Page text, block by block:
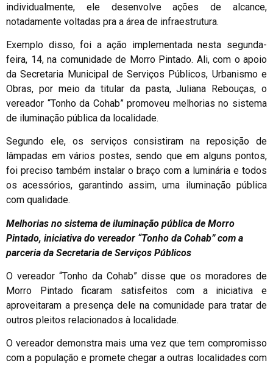
individualmente, ele desenvolve ações de alcance,
notadamente voltadas pra a área de infraestrutura.
Exemplo disso, foi a ação implementada nesta segunda-
feira, 14, na comunidade de Morro Pintado. Ali, com o apoio
da Secretaria Municipal de Serviços Públicos, Urbanismo e
Obras, por meio da titular da pasta, Juliana Rebouças, o
vereador “Tonho da Cohab” promoveu melhorias no sistema
de iluminação pública da localidade.
Segundo ele, os serviços consistiram na reposição de
lâmpadas em vários postes, sendo que em alguns pontos,
foi preciso também instalar o braço com a luminária e todos
os acessórios, garantindo assim, uma iluminação pública
com qualidade.
Melhorias no sistema de iluminação pública de Morro
Pintado, iniciativa do vereador “Tonho da Cohab” com a
parceria da Secretaria de Serviços Públicos
O vereador “Tonho da Cohab” disse que os moradores de
Morro Pintado ficaram satisfeitos com a iniciativa e
aproveitaram a presença dele na comunidade para tratar de
outros pleitos relacionados à localidade.
O vereador demonstra mais uma vez que tem compromisso
com a população e promete chegar a outras localidades com